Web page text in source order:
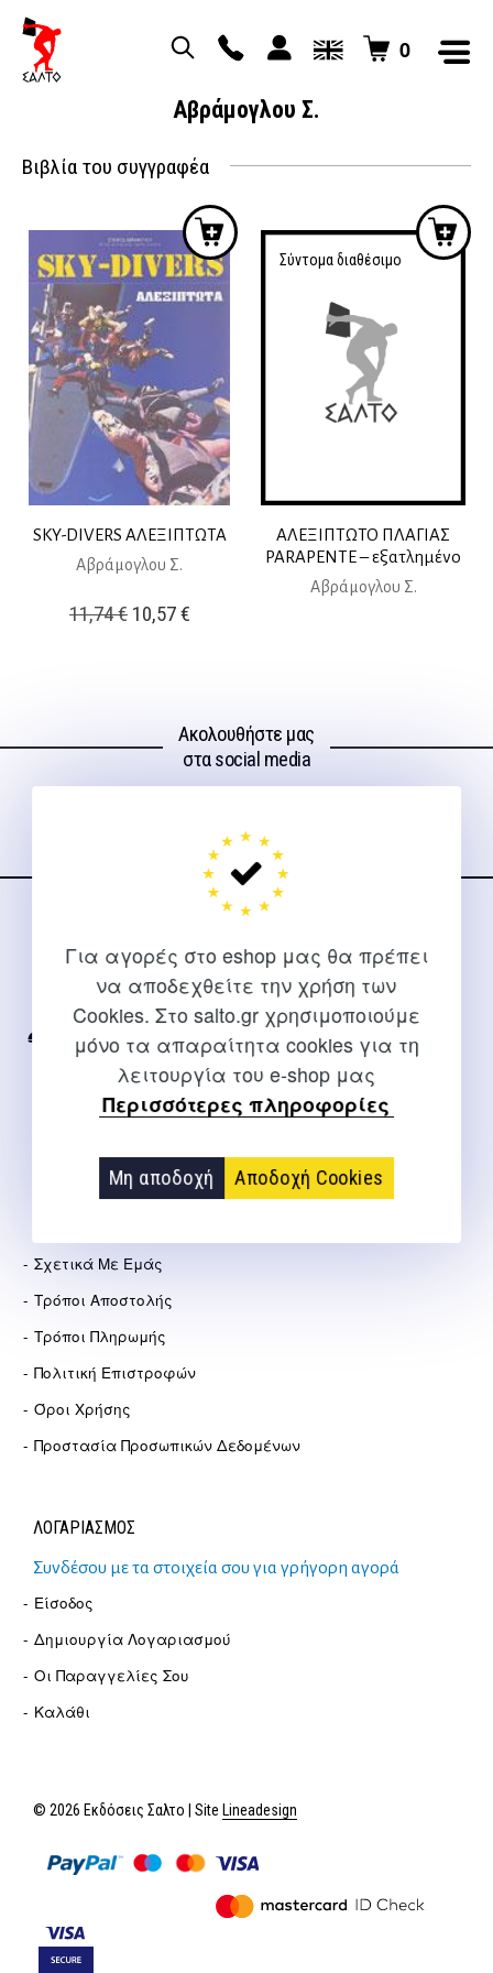
Για αγορές στο eshop μας θα πρέπει
να αποδεχθείτε την χρήση των
Cookies. Στο salto.gr χρησιμοποιούμε
μόνο τα απαραίτητα cookies για τη
λειτουργία του e-shop μας
Περισσότερες πληροφορίες
Μη αποδοχή Αποδοχή Cookies
0
Αβράμογλου Σ.
Βιβλία του συγγραφέα
SKY-DIVERS ΑΛΕΞΙΠΤΩΤΑ
Αβράμογλου Σ.
11,74€ Original
10,57€Η
10,57 €.
Σύντομα διαθέσιμο
ΑΛΕΞΙΠΤΩΤΟ ΠΛΑΓΙΑΣ
PARAPENTE – εξατλημένο
Αβράμογλου Σ.
Ακολουθήστε μας
στα social media
Για διευκρινίσεις και υποστήριξη παραγγελιών μέσω του
2310 267108
info@salto.gr
Σχετικά Με Εμάς
Τρόποι Αποστολής
Τρόποι Πληρωμής
Πολιτική Επιστροφών
Όροι Χρήσης
Προστασία Προσωπικών Δεδομένων
ΛΟΓΑΡΙΑΣΜΟΣ
Συνδέσου με τα στοιχεία σου για γρήγορη αγορά
Είσοδος
Δημιουργία Λογαριασμού
Οι Παραγγελίες Σου
Καλάθι
© 2026 Εκδόσεις Σαλτο | Site Lineadesign